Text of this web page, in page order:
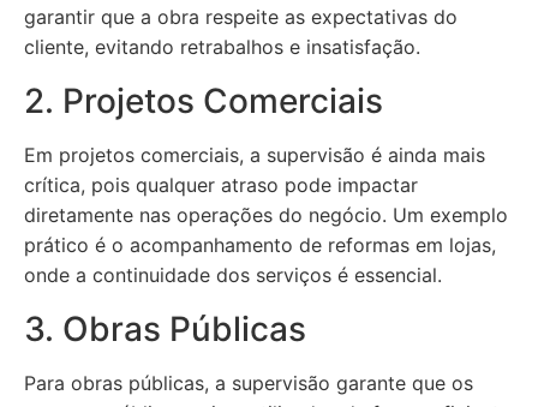
garantir que a obra respeite as expectativas do
cliente, evitando retrabalhos e insatisfação.
2. Projetos Comerciais
Em projetos comerciais, a supervisão é ainda mais
crítica, pois qualquer atraso pode impactar
diretamente nas operações do negócio. Um exemplo
prático é o acompanhamento de reformas em lojas,
onde a continuidade dos serviços é essencial.
3. Obras Públicas
Para obras públicas, a supervisão garante que os